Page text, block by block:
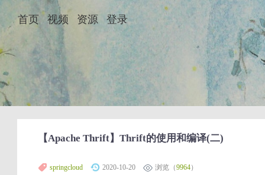
首页 视频 资源 登录
【Apache Thrift】Thrift的使用和编译(二)
springcloud 2020-10-20 浏览（9964）